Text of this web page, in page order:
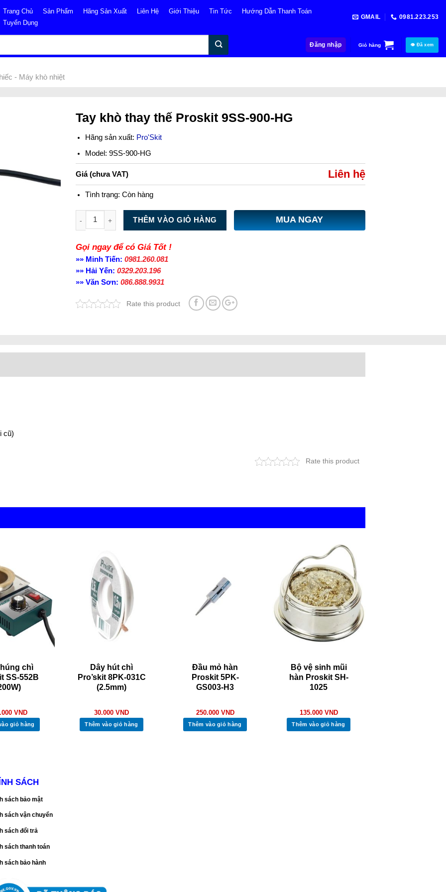
Trang Chủ Sản Phẩm Hãng Sản Xuất Liên Hệ Giới Thiệu Tin Tức
Hướng Dẫn Thanh Toán
Tuyển Dụng
GMAIL 0981.223.253
Đăng nhập Giỏ hàng 👁 Đã xem
- Máy khò nhiệt
Tay khò thay thế Proskit 9SS-900-HG
Hãng sản xuất: Pro'Skit
Model: 9SS-900-HG
Giá (chưa VAT) Liên hệ
Tình trạng: Còn hàng
Số lượng
THÊM VÀO GIỎ HÀNG MUA NGAY
Gọi ngay để có Giá Tốt !
»» Minh Tiến: 0981.260.081
»» Hải Yến: 0329.203.196
»» Văn Sơn: 086.888.9931
Rate this product
cũ)
Rate this product
chì
SS-552B
VND
giỏ hàng
Dây hút chì
Pro’skit 8PK-031C
(2.5mm)
30.000 VND
Thêm vào giỏ hàng
Đầu mỏ hàn
Proskit 5PK-
GS003-H3
250.000 VND
Thêm vào giỏ hàng
Bộ vệ sinh mũi
hàn Proskit SH-
1025
135.000 VND
Thêm vào giỏ hàng
SÁCH
sách bảo mật
sách vận chuyển
sách đổi trả
sách thanh toán
sách bảo hành